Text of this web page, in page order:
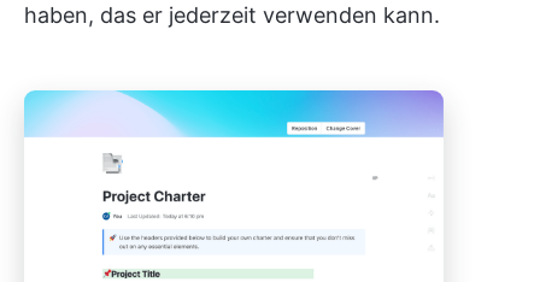
haben, das er jederzeit verwenden kann.